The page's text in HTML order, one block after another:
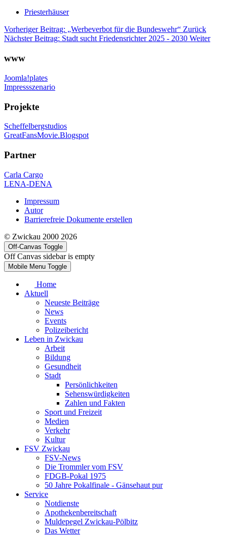
Priesterhäuser
Vorheriger Beitrag: „Werbeverbot für die Bundeswehr“ Zurück
Nächster Beitrag: Stadt sucht Friedensrichter 2025 - 2030 Weiter
www
Joomla!plates
Impressszenario
Projekte
Scheffelbergstudios
GreatFansMovie.Blogspot
Partner
Carla Cargo
LENA-DENA
Impressum
Autor
Barrierefreie Dokumente erstellen
© Zwickau 2000 2026
Off-Canvas Toggle
Off Canvas sidebar is empty
Mobile Menu Toggle
Home
Aktuell
Neueste Beiträge
News
Events
Polizeibericht
Leben in Zwickau
Arbeit
Bildung
Gesundheit
Stadt
Persönlichkeiten
Sehenswürdigkeiten
Zahlen und Fakten
Sport und Freizeit
Medien
Verkehr
Kultur
FSV Zwickau
FSV-News
Die Trommler vom FSV
FDGB-Pokal 1975
50 Jahre Pokalfinale - Gänsehaut pur
Service
Notdienste
Apothekenbereitschaft
Muldepegel Zwickau-Pölbitz
Das Wetter